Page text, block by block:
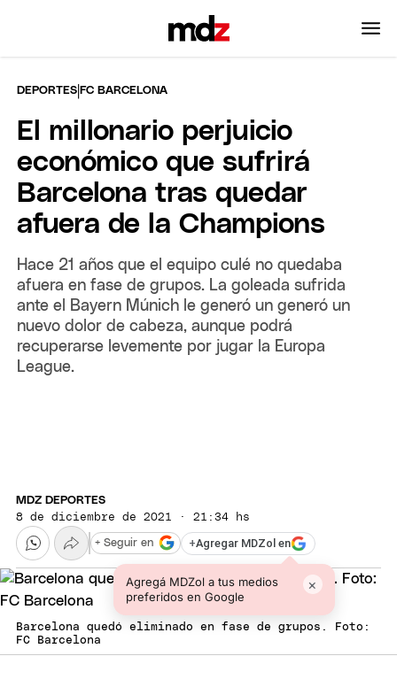
DEPORTES |FC BARCELONA
El millonario perjuicio
económico que sufrirá
Barcelona tras quedar
afuera de la Champions
Hace 21 años que el equipo culé no quedaba
afuera en fase de grupos. La goleada sufrida
ante el Bayern Múnich le generó un generó un
nuevo dolor de cabeza, aunque podrá
recuperarse levemente por jugar la Europa
League.
MDZ DEPORTES
8 de diciembre de 2021 · 21:34 hs
+Agregar MDZol en
Agregá MDZol a tus medios
preferidos en Google
×
+ Seguir en
Barcelona quedó eliminado en fase de grupos. Foto:
FC Barcelona